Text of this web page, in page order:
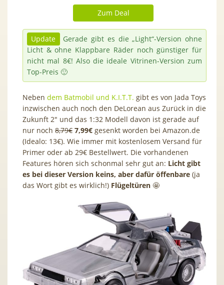
Zum Deal
Update
Gerade gibt es die „Light“-Version ohne
Licht & ohne Klappbare Räder noch günstiger für
nicht mal 8€! Also die ideale Vitrinen-Version zum
Top-Preis 🙂
Neben dem Batmobil und K.I.T.T. gibt es von Jada Toys
inzwischen auch noch den DeLorean aus Zurück in die
Zukunft 2″ und das 1:32 Modell davon ist gerade auf
nur noch 8,79€ 7,99€ gesenkt worden bei Amazon.de
(Idealo: 13€). Wie immer mit kostenlosem Versand für
Primer oder ab 29€ Bestellwert. Die vorhandenen
Features hören sich schonmal sehr gut an: Licht gibt
es bei dieser Version keins, aber dafür öffenbare (ja
das Wort gibt es wirklich!) Flügeltüren 🤩